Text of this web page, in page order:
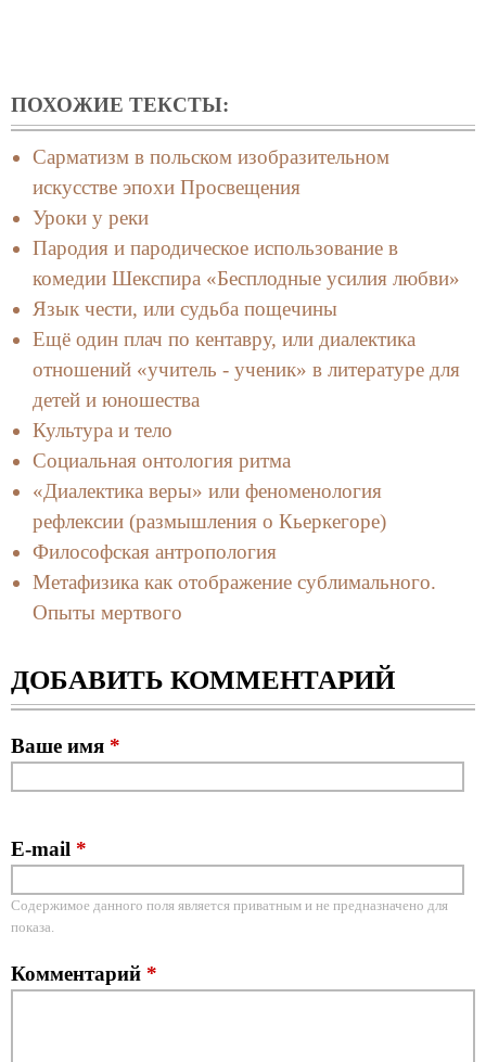
ПОХОЖИЕ ТЕКСТЫ:
Сарматизм в польском изобразительном
искусстве эпохи Просвещения
Уроки у реки
Пародия и пародическое использование в
комедии Шекспира «Бесплодные усилия любви»
Язык чести, или судьба пощечины
Ещё один плач по кентавру, или диалектика
отношений «учитель - ученик» в литературе для
детей и юношества
Культура и тело
Социальная онтология ритма
«Диалектика веры» или феноменология
рефлексии (размышления о Кьеркегоре)
Философская антропология
Метафизика как отображение сублимального.
Опыты мертвого
ДОБАВИТЬ КОММЕНТАРИЙ
Ваше имя *
E-mail *
Содержимое данного поля является приватным и не предназначено для
показа.
Комментарий *